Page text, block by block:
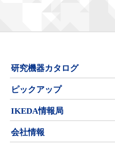
研究機器カタログ
ピックアップ
IKEDA情報局
会社情報